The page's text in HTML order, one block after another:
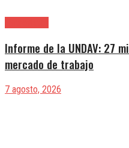
Informe de la UNDAV: 27
mercado de trabajo
7 agosto, 2026